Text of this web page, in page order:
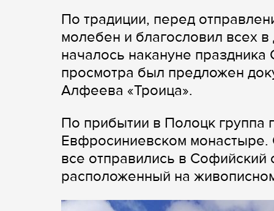
По традиции, перед
молебен и благословил всех
началось накануне
просмотра был предложен
Алфеева «Троица».
По прибытии в Полоцк группа
Евфросиниевском
все отправились в Софийский
расположенный на